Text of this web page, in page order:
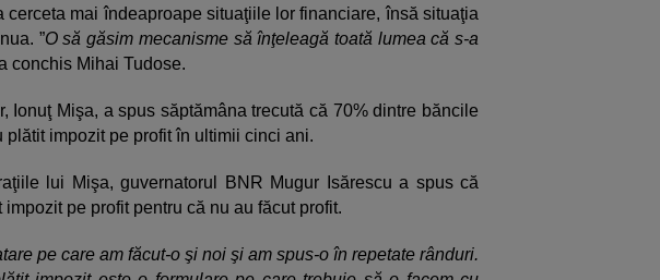
cerceta mai îndeaproape situaţiile lor financiare, însă situaţia
”O să găsim mecanisme să înţeleagă toată lumea că s-a
conchis Mihai Tudose.
Ionuţ Mişa, a spus săptămâna trecută că 70% dintre băncile
plătit impozit pe profit în ultimii cinci ani.
lui Mişa, guvernatorul BNR Mugur Isărescu a spus că
pe profit pentru că nu au făcut profit.
pe care am făcut-o şi noi şi am spus-o în repetate rânduri.